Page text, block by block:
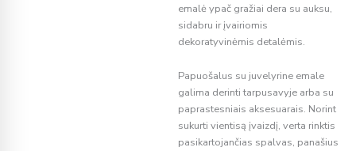
emalė ypač gražiai dera su auksu,
sidabru ir įvairiomis
dekoratyvinėmis detalėmis.
Papuošalus su juvelyrine emale
galima derinti tarpusavyje arba su
paprastesniais aksesuarais. Norint
sukurti vientisą įvaizdį, verta rinktis
pasikartojančias spalvas, panašius